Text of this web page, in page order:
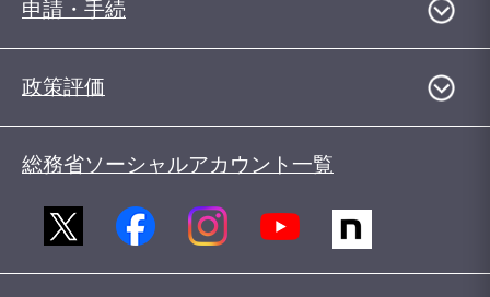
申請・手続
政策評価
総務省ソーシャルアカウント一覧